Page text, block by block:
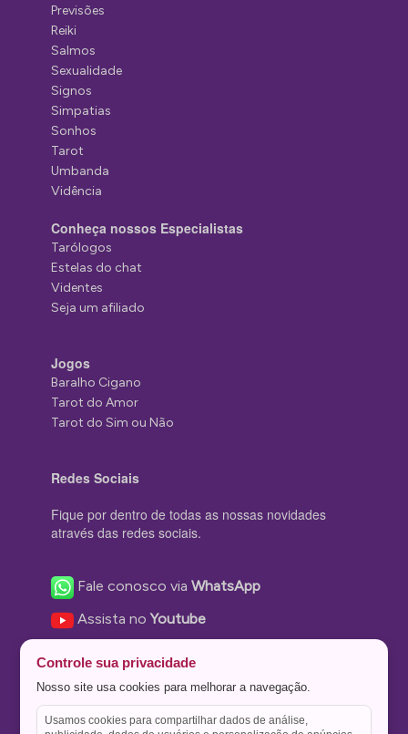
Previsões
Reiki
Salmos
Sexualidade
Signos
Simpatias
Sonhos
Tarot
Umbanda
Vidência
Conheça nossos Especialistas
Tarólogos
Estelas do chat
Videntes
Seja um afiliado
Jogos
Baralho Cigano
Tarot do Amor
Tarot do Sim ou Não
Redes Sociais
Fique por dentro de todas as nossas novidades
através das redes sociais.
Fale conosco viaWhatsApp
Assista noYoutube
Nos siga no Instagram
Nos siga noTwitter
Controle sua privacidade
Nosso site usa cookies para melhorar a navegação.
Usamos cookies para compartilhar dados de análise,